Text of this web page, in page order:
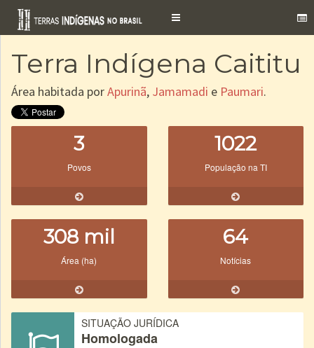
Toggle
Terra Indígena Caititu
Área habitada porApurinã, Jamamadi e Paumari.
3
Povos
1022
População na TI
308 mil
Área (ha)
64
Notícias
SITUAÇÃO JURÍDICA
Homologada